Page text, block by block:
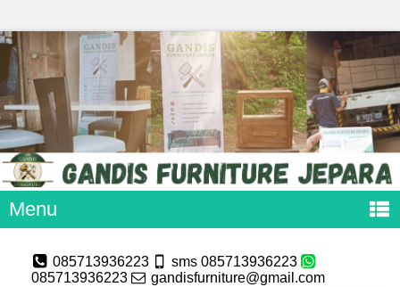
Menu
085713936223
sms 085713936223
085713936223
gandisfurniture@gmail.com